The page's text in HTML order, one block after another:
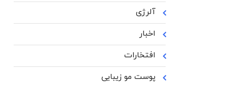
آلرژی
اخبار
افتخارات
پوست مو زیبایی